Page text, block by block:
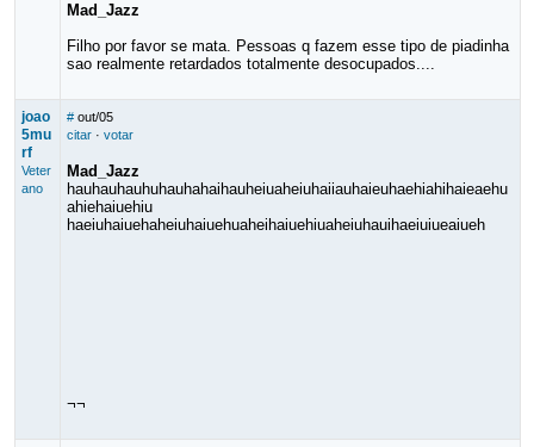
Mad_Jazz
Filho por favor se mata. Pessoas q fazem esse tipo de piadinha
sao realmente retardados totalmente desocupados....
joao
5mu
rf
Veter
ano
# out/05
citar· votar
Mad_Jazz
hauhauhauhuhauhahaihauheiuaheiuhaiiauhaieuhaehiahihaieaehu
ahiehaiuehiu
haeiuhaiuehaheiuhaiuehuaheihaiuehiuaheiuhauihaeiuiueaiueh
¬¬